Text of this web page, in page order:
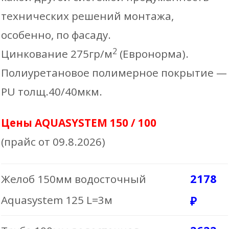
D185X150
0₽ 1 077₽
белый
графитовый
коричневый
оцинк.
В КОРЗИНУ
товара
Воронка водосборная
(точечная кубическая)
Воронка водосборная (круглая) 3825 ₽
90mm Колено
90mm Труба водосточная 3м
962 ₽
технических решений монтажа,
особенно, по фасаду.
Цинкование 275гр/м2 (Евронорма).
Полиуретановое полимерное покрытие —
PU толщ.40/40мкм.
Цены AQUASYSTEM 150 / 100
(прайс от 09.8.2026)
Желоб 150мм водосточный
Aquasystem 125 L=3м
2178
₽